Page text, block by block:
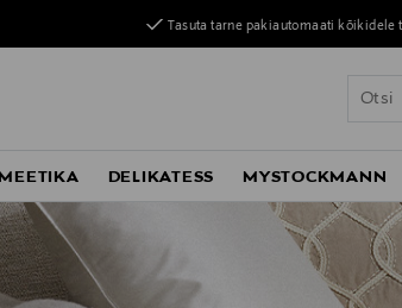
Tasuta tarne pakiautomaati kõikidele
DELIKATESS MYSTOCKMANN